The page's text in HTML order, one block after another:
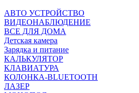
АВТО УСТРОЙСТВО
ВИДЕОНАБЛЮДЕНИЕ
ВСЕ ДЛЯ ДОМА
Детская камера
Зарядка и питание
КАЛЬКУЛЯТОР
КЛАВИАТУРА
КОЛОНКА-BLUETOOTH
ЛАЗЕР